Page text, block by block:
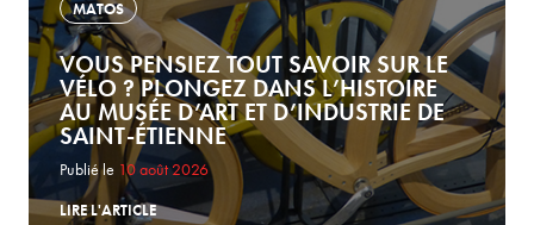
MATOS
VOUS PENSIEZ TOUT SAVOIR SUR LE
VÉLO ? PLONGEZ DANS L’HISTOIRE
AU MUSÉE D’ART ET D’INDUSTRIE DE
SAINT-ÉTIENNE
Publié le 10 août 2026
LIRE L'ARTICLE